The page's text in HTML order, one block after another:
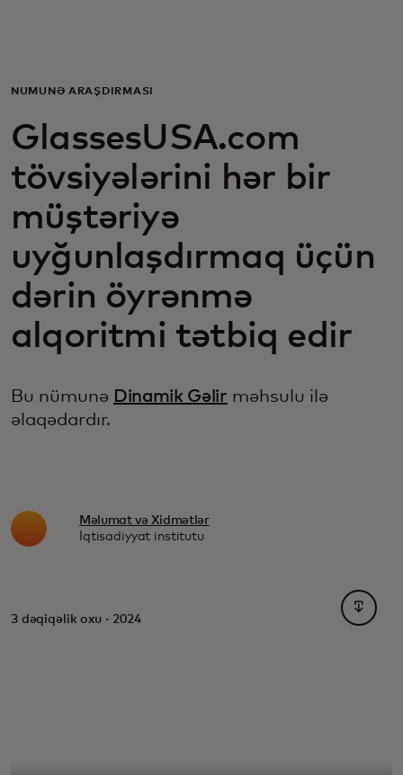
Biznes üçün
Dünya üçün
Yenilikçilər üçün
Xəbərlər və trendlər
NÜMUNƏ ARAŞDIRMASI
GlassesUSA.com
tövsiyələrini hər bir
müştəriyə
uyğunlaşdırmaq üçün
dərin öyrənmə
alqoritmi tətbiq edir
Bu nümunə Dinamik Gəlir məhsulu ilə
əlaqədardır.
Məlumat və Xidmətlər
İqtisadiyyat institutu
3 dəqiqəlik oxu · 2024
opens